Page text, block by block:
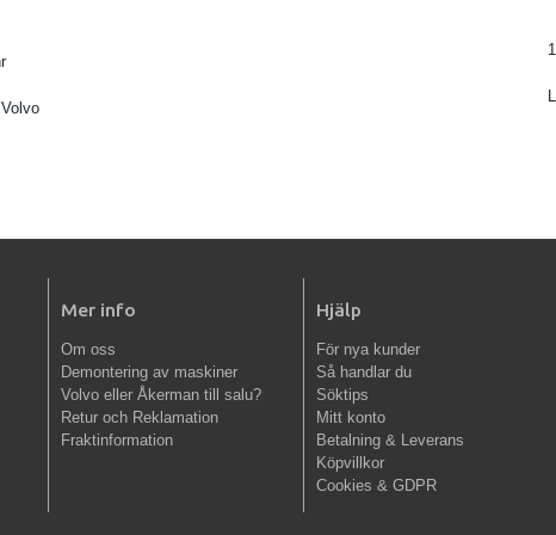
Mer info
Om oss
Demontering av maskiner
Volvo eller Åkerman till salu?
Retur och Reklamation
Fraktinformation
Hjälp
För nya kunder
Så handlar du
Söktips
Mitt konto
Betalning & Leverans
Köpvillkor
Cookies & GDPR